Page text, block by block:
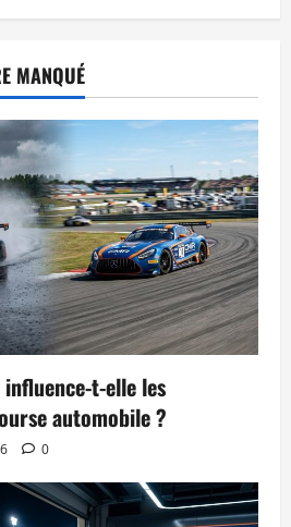
MANQUÉ
t-elle les
automobile ?
0